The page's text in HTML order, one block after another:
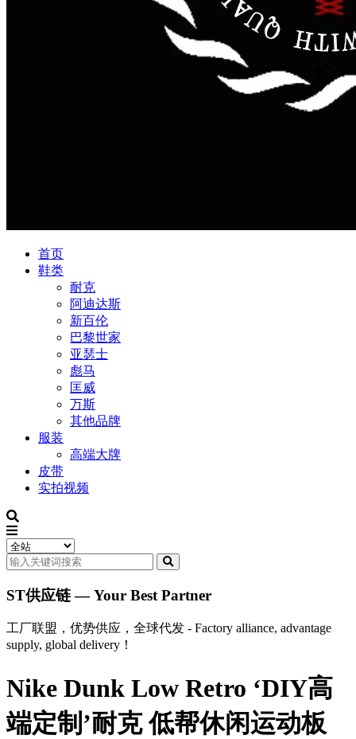
首页
鞋类
耐克
阿迪达斯
新百伦
巴黎世家
亚瑟士
彪马
匡威
万斯
其他品牌
服装
高端大牌
皮带
实拍视频
ST供应链 — Your Best Partner
工厂联盟，优势供应，全球代发 - Factory alliance, advantage
supply, global delivery！
Nike Dunk Low Retro ‘DIY高
端定制’耐克 低帮休闲运动板